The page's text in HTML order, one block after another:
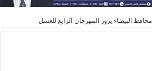
محافظ البيضاء يزور المهرجان الرابع للعسل